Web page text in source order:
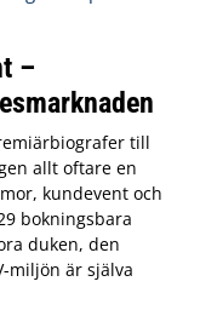
–
till
allt oftare en
kundevent och
bokningsbara
duken, den
miljön är själva